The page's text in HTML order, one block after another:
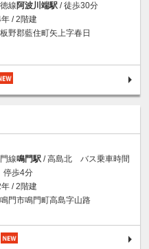
線 阿波川端駅 / 徒歩30分
/ 2階建
野郡藍住町矢上字春日
門線鳴門駅 / 高島北 バス乗車時間
歩4分
/ 2階建
門市鳴門町高島字山路